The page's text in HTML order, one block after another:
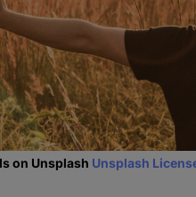
on Unsplash Unsplash